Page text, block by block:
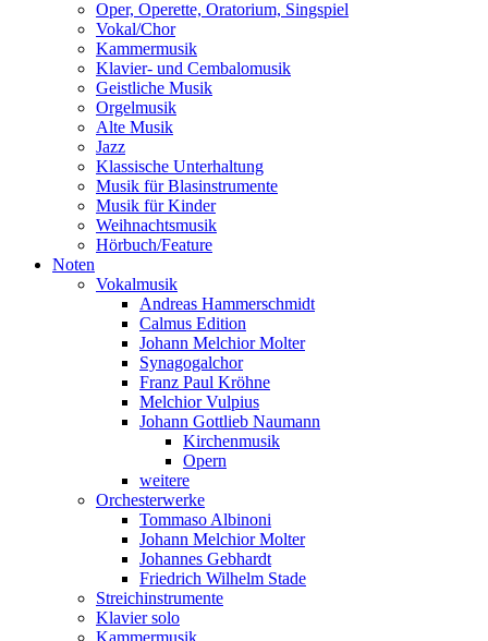
Oper, Operette, Oratorium, Singspiel
Vokal/Chor
Kammermusik
Klavier- und Cembalomusik
Geistliche Musik
Orgelmusik
Alte Musik
Jazz
Klassische Unterhaltung
Musik für Blasinstrumente
Musik für Kinder
Weihnachtsmusik
Hörbuch/Feature
Noten
Vokalmusik
Andreas Hammerschmidt
Calmus Edition
Johann Melchior Molter
Synagogalchor
Franz Paul Kröhne
Melchior Vulpius
Johann Gottlieb Naumann
Kirchenmusik
Opern
weitere
Orchesterwerke
Tommaso Albinoni
Johann Melchior Molter
Johannes Gebhardt
Friedrich Wilhelm Stade
Streichinstrumente
Klavier solo
Kammermusik